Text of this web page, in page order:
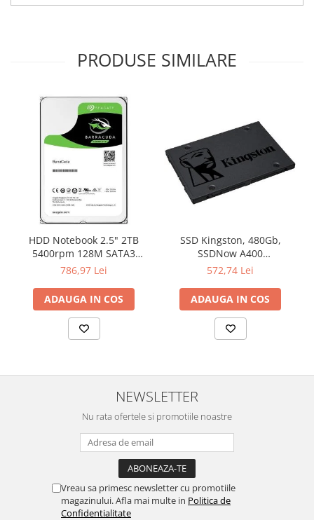
Retelistica & Supraveghere
Multifunctionale
Imprimante
Imprimante 3D
TV, Multimedia & Electronice
Televizoare & accesorii
Multiboard & Accessorii
Multimedia
Foto & Video
Cloud si Aplicatii SaaS
Sisteme Videoconferinta
Firewall
PRODUSE SIMILARE
HDD Notebook 2.5" 2TB
5400rpm 128M SATA3
SEAGATE
786,97 Lei
ADAUGA IN COS
SSD Kingston, 480Gb,
SSDNow A400
"SA400S37/480G"
572,74 Lei
ADAUGA IN COS
NEWSLETTER
Nu rata ofertele si promotiile noastre
Vreau sa primesc newsletter cu promotiile
magazinului. Afla mai multe in Politica de
Confidentialitate